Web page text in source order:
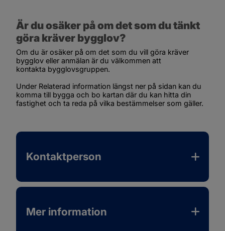
Är du osäker på om det som du tänkt
göra kräver bygglov?
Om du är osäker på om det som du vill göra kräver
bygglov eller anmälan är du välkommen att
kontakta bygglovsgruppen.
Under Relaterad information längst ner på sidan kan du
komma till bygga och bo kartan där du kan hitta din
fastighet och ta reda på vilka bestämmelser som gäller.
Kontaktperson
Mer information